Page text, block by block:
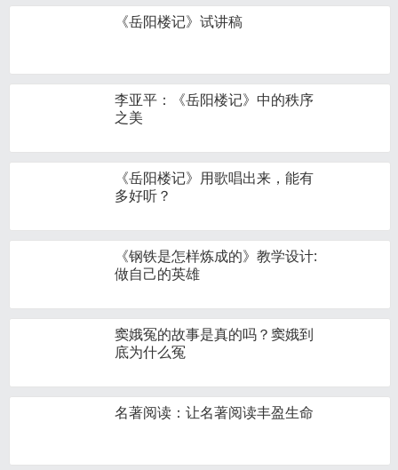
《岳阳楼记》试讲稿
李亚平：《岳阳楼记》中的秩序
之美
《岳阳楼记》用歌唱出来，能有
多好听？
《钢铁是怎样炼成的》教学设计:
做自己的英雄
窦娥冤的故事是真的吗？窦娥到
底为什么冤
名著阅读：让名著阅读丰盈生命